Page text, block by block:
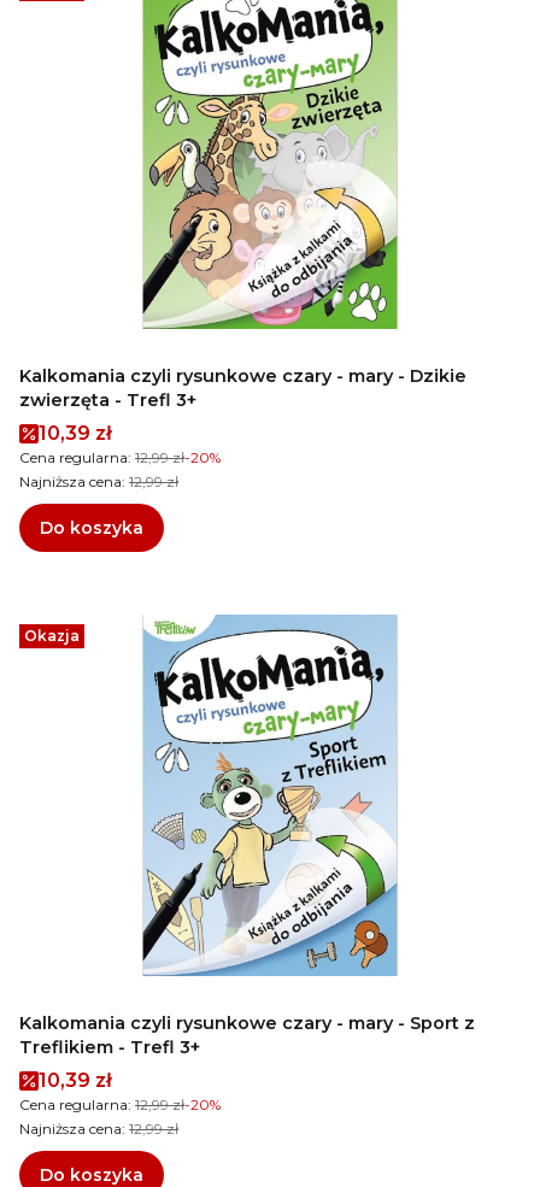
Kalkomania czyli rysunkowe czary - mary - Dzikie
zwierzęta - Trefl 3+
Cena promocyjna
10,39 zł
Cena regularna: 12,99 zł-20%
Najniższa cena: 12,99 zł
Do koszyka
Okazja
Kalkomania czyli rysunkowe czary - mary - Sport z
Treflikiem - Trefl 3+
Cena promocyjna
10,39 zł
Cena regularna: 12,99 zł-20%
Najniższa cena: 12,99 zł
Do koszyka